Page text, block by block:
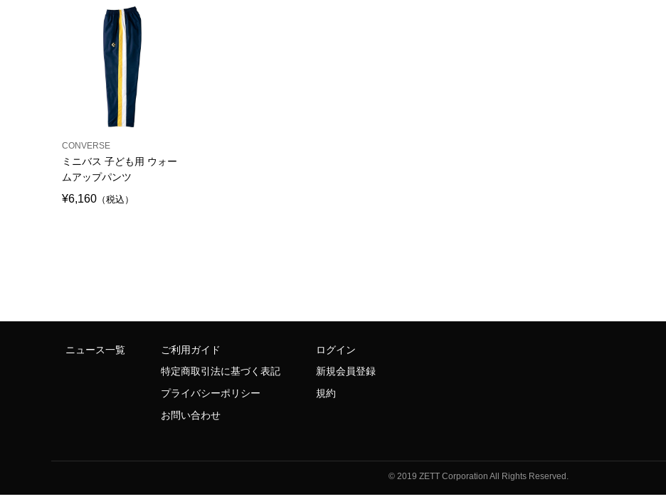
CONVERSE
ミニバス 子ども用 ウォー
ムアップパンツ
¥6,160 （税込）
ニュース一覧
ご利用ガイド
特定商取引法に基づく表記
プライバシーポリシー
お問い合わせ
ログイン
新規会員登録
規約
© 2019 ZETT Corporation All Rights Reserved.